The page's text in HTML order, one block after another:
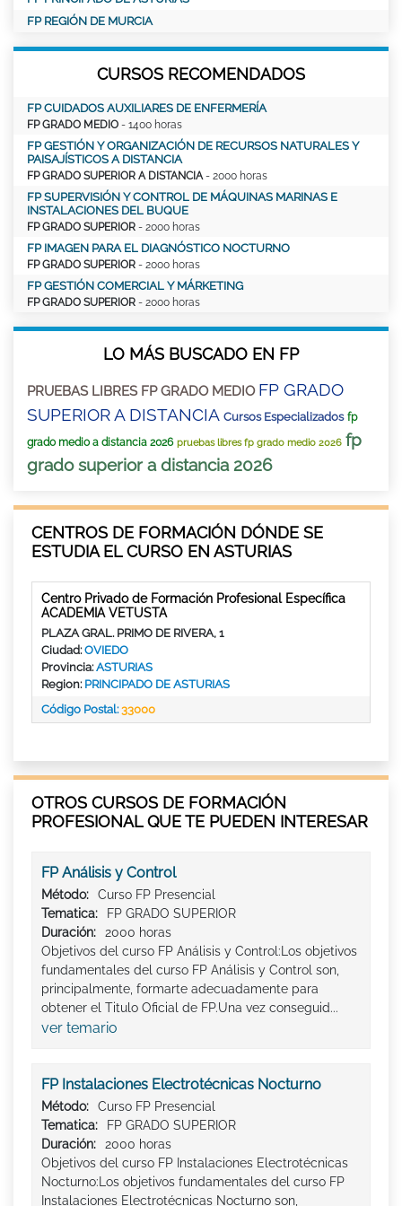
FP REGIÓN DE MURCIA
CURSOS RECOMENDADOS
FP CUIDADOS AUXILIARES DE ENFERMERÍA
FP GRADO MEDIO - 1400 horas
FP GESTIÓN Y ORGANIZACIÓN DE RECURSOS NATURALES Y
PAISAJÍSTICOS A DISTANCIA
FP GRADO SUPERIOR A DISTANCIA- 2000 horas
FP SUPERVISIÓN Y CONTROL DE MÁQUINAS MARINAS E
INSTALACIONES DEL BUQUE
FP GRADO SUPERIOR - 2000 horas
FP IMAGEN PARA EL DIAGNÓSTICO NOCTURNO
FP GRADO SUPERIOR - 2000 horas
FP GESTIÓN COMERCIAL Y MÁRKETING
FP GRADO SUPERIOR - 2000 horas
LO MÁS BUSCADO EN FP
PRUEBAS LIBRES FP GRADO MEDIO FP GRADO
SUPERIOR A DISTANCIA Cursos Especializados fp
grado medio a distancia 2026 pruebas libres fp grado medio 2026 fp
grado superior a distancia 2026
CENTROS DE FORMACIÓN DÓNDE SE
ESTUDIA EL CURSO EN ASTURIAS
Centro Privado de Formación Profesional Específica
ACADEMIA VETUSTA
PLAZA GRAL. PRIMO DE RIVERA, 1
Ciudad:OVIEDO
Provincia:ASTURIAS
Region: PRINCIPADO DE ASTURIAS
Código Postal:33000
OTROS CURSOS DE FORMACIÓN
PROFESIONAL QUE TE PUEDEN INTERESAR
FP Análisis y Control
Método:
Curso FP Presencial
Tematica:
FP GRADO SUPERIOR
Duración:
2000 horas
Objetivos del curso FP Análisis y Control:Los objetivos
fundamentales del curso FP Análisis y Control son,
principalmente, formarte adecuadamente para
obtener el Titulo Oficial de FP.Una vez conseguid...
ver temario
FP Instalaciones Electrotécnicas Nocturno
Método:
Curso FP Presencial
Tematica:
FP GRADO SUPERIOR
Duración:
2000 horas
Objetivos del curso FP Instalaciones Electrotécnicas
Nocturno:Los objetivos fundamentales del curso FP
Instalaciones Electrotécnicas Nocturno son,